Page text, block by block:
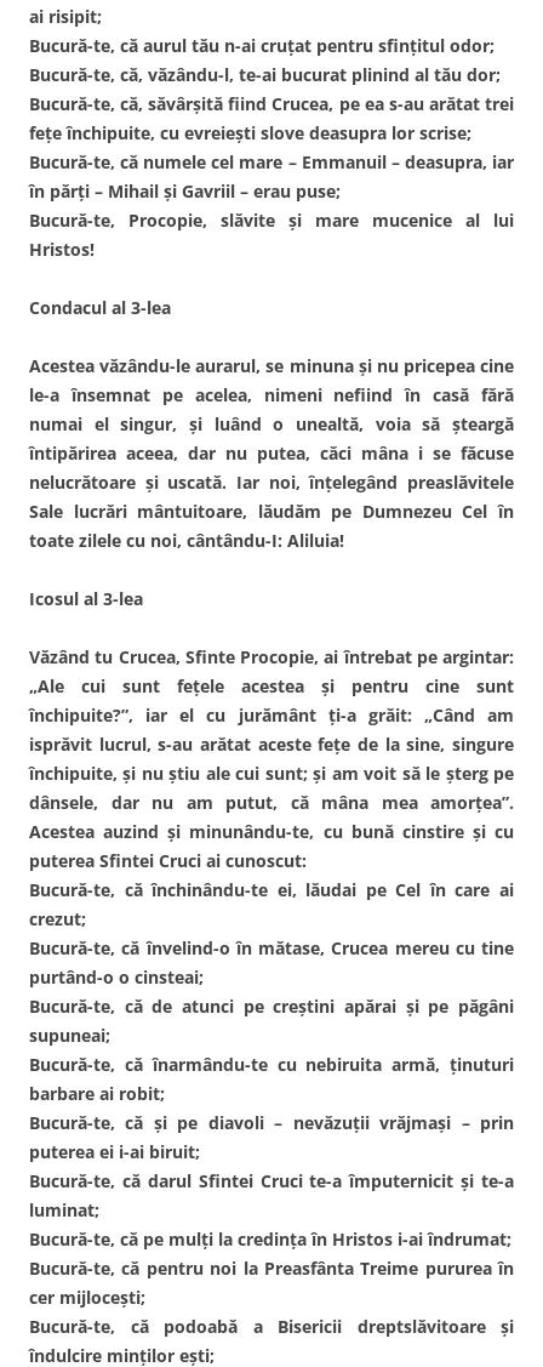
ai risipit;
Bucură-te, că aurul tău n-ai cruţat pentru sfinţitul odor;
Bucură-te, că, văzându-l, te-ai bucurat plinind al tău dor;
Bucură-te, că, săvârşită fiind Crucea, pe ea s-au arătat trei
feţe închipuite, cu evreieşti slove deasupra lor scrise;
Bucură-te, că numele cel mare – Emmanuil – deasupra, iar
în părţi – Mihail şi Gavriil – erau puse;
Bucură-te, Procopie, slăvite şi mare mucenice al lui
Hristos!
Condacul al 3-lea
Acestea văzându-le aurarul, se minuna şi nu pricepea cine
le-a însemnat pe acelea, nimeni nefiind în casă fără
numai el singur, şi luând o unealtă, voia să şteargă
întipărirea aceea, dar nu putea, căci mâna i se făcuse
nelucrătoare şi uscată. Iar noi, înţelegând preaslăvitele
Sale lucrări mântuitoare, lăudăm pe Dumnezeu Cel în
toate zilele cu noi, cântându-I: Aliluia!
Icosul al 3-lea
Văzând tu Crucea, Sfinte Procopie, ai întrebat pe argintar:
„Ale cui sunt feţele acestea şi pentru cine sunt
închipuite?”, iar el cu jurământ ţi-a grăit: „Când am
isprăvit lucrul, s-au arătat aceste feţe de la sine, singure
închipuite, şi nu ştiu ale cui sunt; şi am voit să le şterg pe
dânsele, dar nu am putut, că mâna mea amorţea”.
Acestea auzind şi minunându-te, cu bună cinstire şi cu
puterea Sfintei Cruci ai cunoscut:
Bucură-te, că închinându-te ei, lăudai pe Cel în care ai
crezut;
Bucură-te, că învelind-o în mătase, Crucea mereu cu tine
purtând-o o cinsteai;
Bucură-te, că de atunci pe creştini apărai şi pe păgâni
supuneai;
Bucură-te, că înarmându-te cu nebiruita armă, ţinuturi
barbare ai robit;
Bucură-te, că şi pe diavoli – nevăzuţii vrăjmaşi – prin
puterea ei i-ai biruit;
Bucură-te, că darul Sfintei Cruci te-a împuternicit şi te-a
luminat;
Bucură-te, că pe mulţi la credinţa în Hristos i-ai îndrumat;
Bucură-te, că pentru noi la Preasfânta Treime pururea în
cer mijloceşti;
Bucură-te, că podoabă a Bisericii dreptslăvitoare şi
îndulcire minţilor eşti;